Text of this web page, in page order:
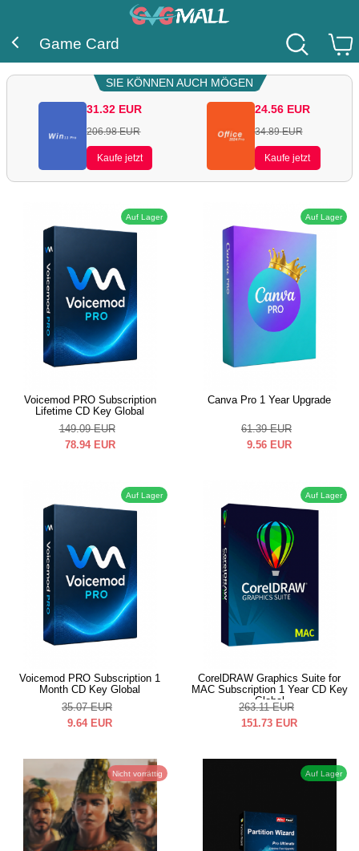
Game Card
SIE KÖNNEN AUCH MÖGEN
31.32 EUR
206.98 EUR
Kaufe jetzt
24.56 EUR
34.89 EUR
Kaufe jetzt
Auf Lager
Voicemod PRO Subscription
Lifetime CD Key Global
149.09 EUR
78.94 EUR
Auf Lager
Canva Pro 1 Year Upgrade
61.39 EUR
9.56 EUR
Auf Lager
Voicemod PRO Subscription 1
Month CD Key Global
35.07 EUR
9.64 EUR
Auf Lager
CorelDRAW Graphics Suite for
MAC Subscription 1 Year CD Key
Global
263.11 EUR
151.73 EUR
Nicht vorrättig Auf Lager